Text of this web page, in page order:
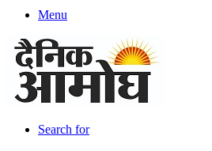
Menu
Search for